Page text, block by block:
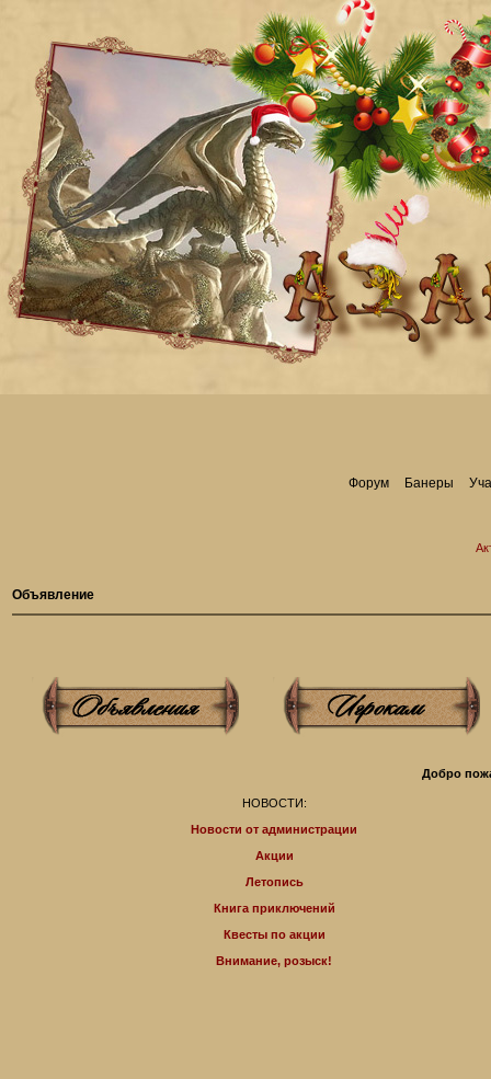
Форум Банеры
Объявление
Добро
НОВОСТИ:
Новости от администрации
Акции
Летопись
Книга приключений
Квесты по акции
Внимание, розыск!